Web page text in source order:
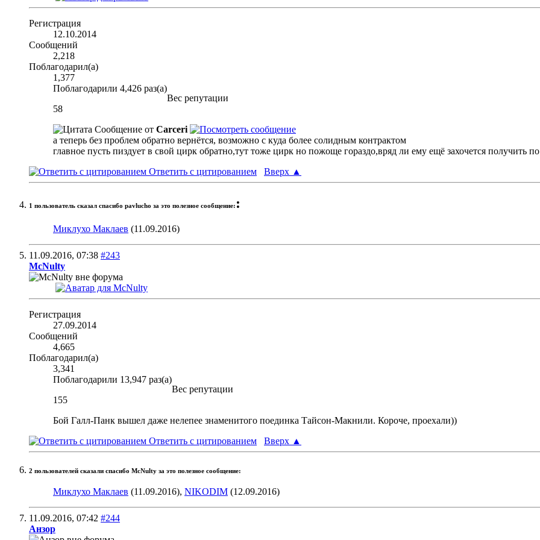
Регистрация
12.10.2014
Сообщений
2,218
Поблагодарил(а)
1,377
Поблагодарили 4,426 раз(а)
Вес репутации
58
Сообщение от Carceri
а теперь без проблем обратно вернётся, возможно с куда более солидным контрактом
главное пусть пиздует в свой цирк обратно,тут тоже цирк но пожоще гораздо,вряд ли ему ещё захочется получить
Ответить с цитированием
Вверх ▲
1 пользователь сказал cпасибо pavlucho за это полезное сообщение: :
Миклухо Маклаев (11.09.2016)
11.09.2016, 07:38 #243
McNulty
Регистрация
27.09.2014
Сообщений
4,665
Поблагодарил(а)
3,341
Поблагодарили 13,947 раз(а)
Вес репутации
155
Бой Галл-Панк вышел даже нелепее знаменитого поединка Тайсон-Макнили. Короче, проехали))
Ответить с цитированием
Вверх ▲
2 пользователей сказали cпасибо McNulty за это полезное сообщение:
Миклухо Маклаев (11.09.2016), NIKODIM (12.09.2016)
11.09.2016, 07:42 #244
Анзор